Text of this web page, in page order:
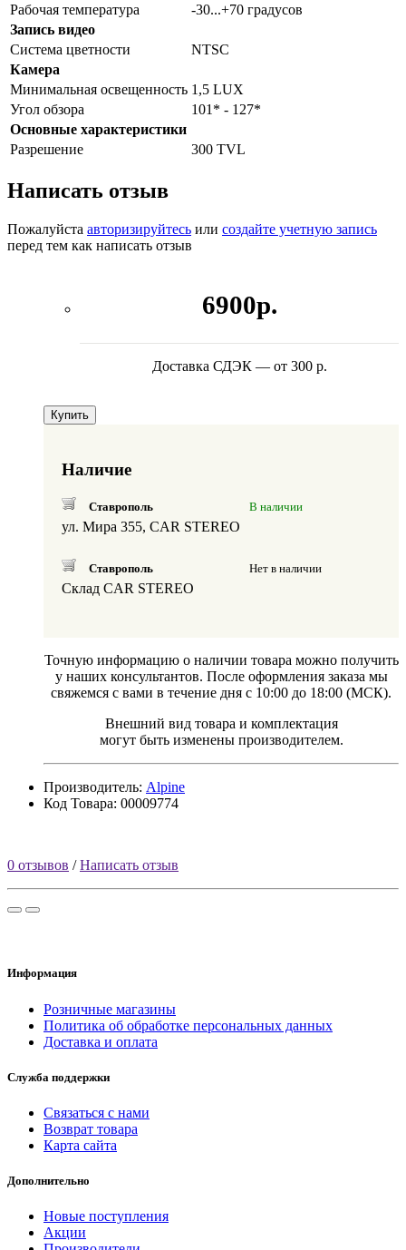
Рабочая температура
-30...+70 градусов
Запись видео
Система цветности
NTSC
Камера
Минимальная освещенность 1,5 LUX
Угол обзора
101* - 127*
Основные характеристики
Разрешение
300 TVL
Написать отзыв
Пожалуйста авторизируйтесь или создайте учетную запись
перед тем как написать отзыв
6900р.
Доставка СДЭК — от 300 р.
Купить
Наличие
Ставрополь В наличии
ул. Мира 355, CAR STEREO
Ставрополь Нет в наличии
Склад CAR STEREO
Точную информацию о наличии товара можно получить
у наших консультантов. После оформления заказа мы
свяжемся с вами в течение дня с 10:00 до 18:00 (МСК).
Внешний вид товара и комплектация
могут быть изменены производителем.
Производитель: Alpine
Код Товара: 00009774
0 отзывов /Написать отзыв
Информация
Розничные магазины
Политика об обработке персональных данных
Доставка и оплата
Служба поддержки
Связаться с нами
Возврат товара
Карта сайта
Дополнительно
Новые поступления
Акции